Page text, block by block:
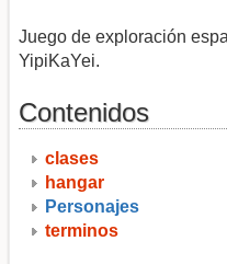
Juego de exploración
YipiKaYei.
Contenidos
clases
hangar
Personajes
terminos